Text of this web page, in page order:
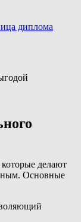
делают
Основные